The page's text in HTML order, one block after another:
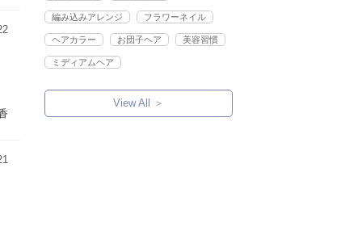
編み込みアレンジ フラワーネイル
ヘアカラー お団子ヘア 美容習慣
ミディアムヘア
View All ＞